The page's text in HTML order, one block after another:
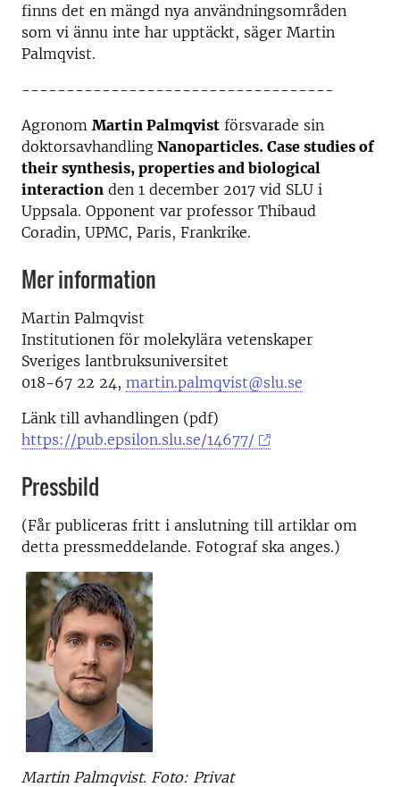
finns det en mängd nya användningsområden
som vi ännu inte har upptäckt, säger Martin
Palmqvist.
-----------------------------------
Agronom Martin Palmqvist försvarade sin
doktorsavhandling Nanoparticles. Case studies of
their synthesis, properties and biological
interaction den 1 december 2017 vid SLU i
Uppsala. Opponent var professor Thibaud
Coradin, UPMC, Paris, Frankrike.
Mer information
Martin Palmqvist
Institutionen för molekylära vetenskaper
Sveriges lantbruksuniversitet
018-67 22 24, martin.palmqvist@slu.se
Länk till avhandlingen (pdf)
https://pub.epsilon.slu.se/14677/
Pressbild
(Får publiceras fritt i anslutning till artiklar om
detta pressmeddelande. Fotograf ska anges.)
Martin Palmqvist. Foto: Privat